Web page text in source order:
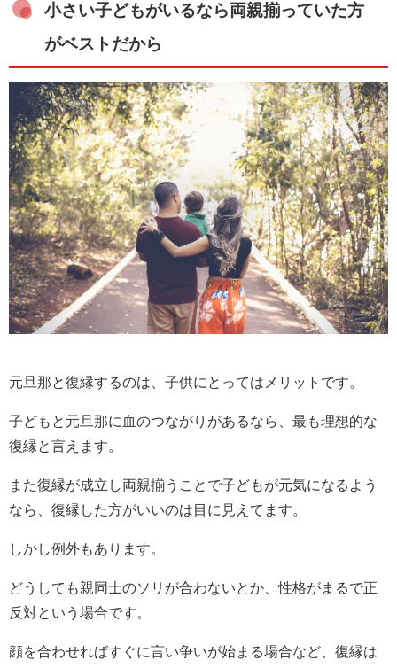
小さい子どもがいるなら両親揃っていた方
がベストだから
元旦那と復縁するのは、子供にとってはメリットです。
子どもと元旦那に血のつながりがあるなら、最も理想的な
復縁と言えます。
また復縁が成立し両親揃うことで子どもが元気になるよう
なら、復縁した方がいいのは目に見えてます。
しかし例外もあります。
どうしても親同士のソリが合わないとか、性格がまるで正
反対という場合です。
顔を合わせればすぐに言い争いが始まる場合など、復縁は